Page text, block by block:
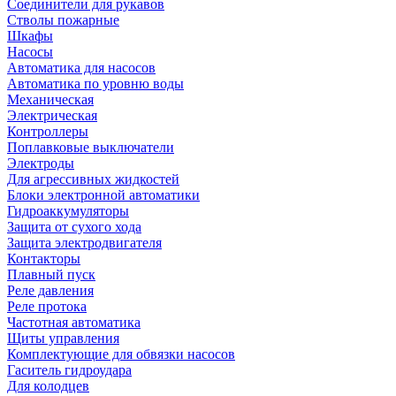
Соединители для рукавов
Стволы пожарные
Шкафы
Насосы
Автоматика для насосов
Автоматика по уровню воды
Механическая
Электрическая
Контроллеры
Поплавковые выключатели
Электроды
Для агрессивных жидкостей
Блоки электронной автоматики
Гидроаккумуляторы
Защита от сухого хода
Защита электродвигателя
Контакторы
Плавный пуск
Реле давления
Реле протока
Частотная автоматика
Щиты управления
Комплектующие для обвязки насосов
Гаситель гидроудара
Для колодцев